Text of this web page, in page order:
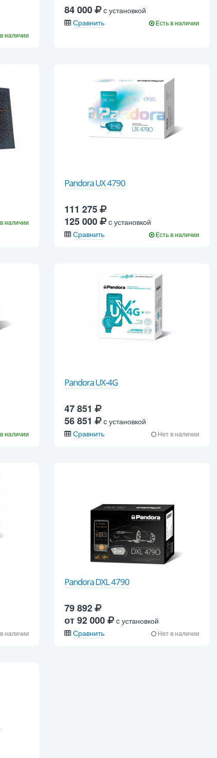
наличии
84 000
c установкой
Сравнить
Есть в наличии
наличии
Pandora UX 4790
111 275
125 000
c установкой
Сравнить
Есть в наличии
наличии
Pandora UX-4G
47 851
56 851
c установкой
Сравнить
Нет в наличии
наличии
Pandora DXL 4790
79 892
от 92 000
c установкой
Сравнить
Нет в наличии